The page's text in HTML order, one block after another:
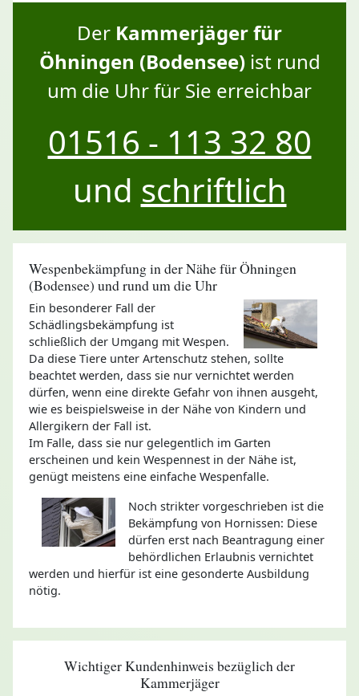
Der Kammerjäger für
Öhningen (Bodensee)ist rund
um die Uhr für Sie erreichbar
01516 - 113 32 80
und schriftlich
Wespenbekämpfung in der Nähe für Öhningen
(Bodensee) und rund um die Uhr
Ein besonderer Fall der
Schädlingsbekämpfung ist
schließlich der Umgang mit Wespen.
Da diese Tiere unter Artenschutz stehen, sollte
beachtet werden, dass sie nur vernichtet werden
dürfen, wenn eine direkte Gefahr von ihnen ausgeht,
wie es beispielsweise in der Nähe von Kindern und
Allergikern der Fall ist.
Im Falle, dass sie nur gelegentlich im Garten
erscheinen und kein Wespennest in der Nähe ist,
genügt meistens eine einfache Wespenfalle.
Noch strikter vorgeschrieben ist die
Bekämpfung von Hornissen: Diese
dürfen erst nach Beantragung einer
behördlichen Erlaubnis vernichtet
werden und hierfür ist eine gesonderte Ausbildung
nötig.
Wichtiger Kundenhinweis bezüglich der
Kammerjäger